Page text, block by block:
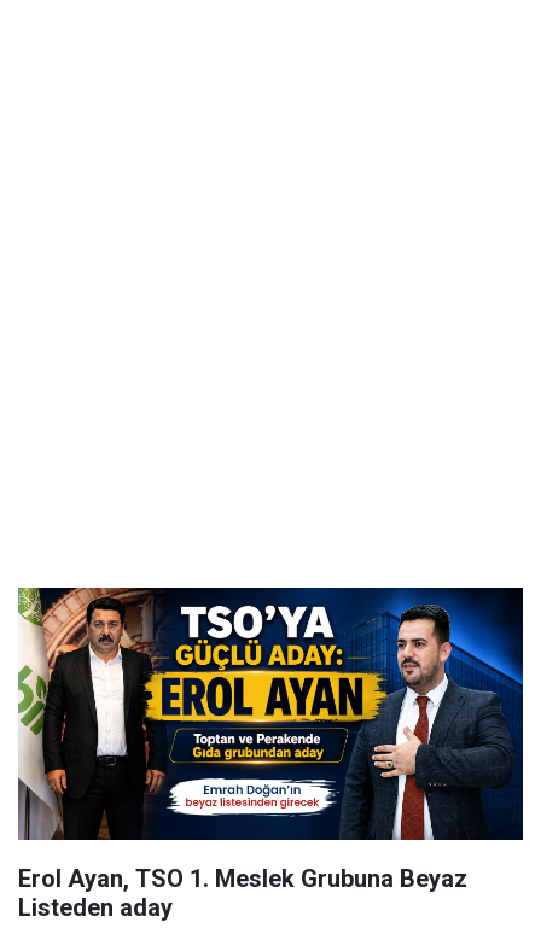
Erol Ayan, TSO 1. Meslek Grubuna Beyaz
Listeden aday